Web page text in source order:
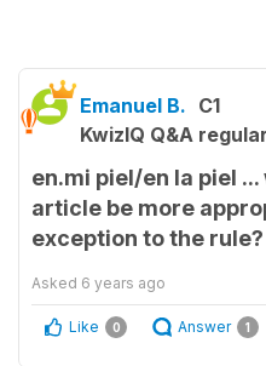
Emanuel B. C1
KwizIQ Q&A
en.mi piel/en la piel
article be more
exception to the
Asked 6 years ago
Like 0 Answer 1